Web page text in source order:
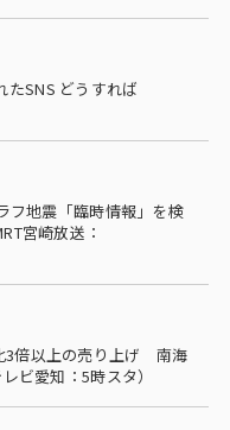
たSNS どうすれば
地震「臨時情報」を検
宮崎放送：
3倍以上の売り上げ 南海
ビ愛知：5時スタ）